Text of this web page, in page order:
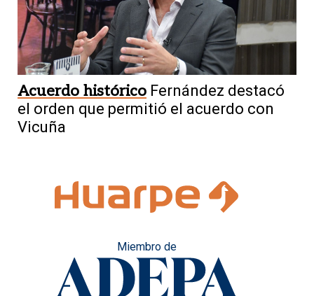
Acuerdo histórico Fernández destacó
el orden que permitió el acuerdo con
Vicuña
Miembro de